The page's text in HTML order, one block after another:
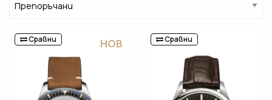
Сравни НОВ Сравни